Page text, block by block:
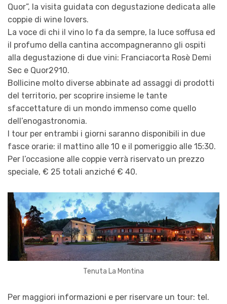
Quor”, la visita guidata con degustazione dedicata alle
coppie di wine lovers.
La voce di chi il vino lo fa da sempre, la luce soffusa ed
il profumo della cantina accompagneranno gli ospiti
alla degustazione di due vini: Franciacorta Rosè Demi
Sec e Quor2910.
Bollicine molto diverse abbinate ad assaggi di prodotti
del territorio, per scoprire insieme le tante
sfaccettature di un mondo immenso come quello
dell’enogastronomia.
I tour per entrambi i giorni saranno disponibili in due
fasce orarie: il mattino alle 10 e il pomeriggio alle 15:30.
Per l’occasione alle coppie verrà riservato un prezzo
speciale, € 25 totali anziché € 40.
Tenuta La Montina
Per maggiori informazioni e per riservare un tour: tel.